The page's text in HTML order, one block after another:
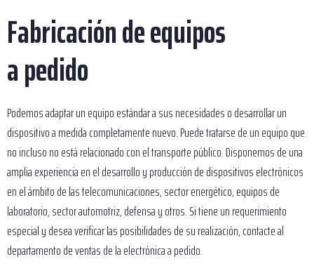
Fabricación de equipos
a pedido
Podemos adaptar un equipo estándar a sus necesidades o desarrollar un
dispositivo a medida completamente nuevo. Puede tratarse de un equipo que
no incluso no está relacionado con el transporte público. Disponemos de una
amplia experiencia en el desarrollo y producción de dispositivos electrónicos
en el ámbito de las telecomunicaciones, sector energético, equipos de
laboratorio, sector automotriz, defensa y otros. Si tiene un requerimiento
especial y desea verificar las posibilidades de su realización, contacte al
departamento de ventas de la electrónica a pedido.